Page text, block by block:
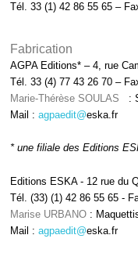
Tél. 33 (1) 42 86 55 65 –
Fabrication
AGPA Editions* – 4, rue
Tél. 33 (4) 77 43 26 70 –
Marie-Thérèse SOULAS :
Mail : agpaedit@eska.fr
* une filiale des Editions
Editions ESKA - 12 rue du
Tél. (33) (1) 42 86 55 65 -
Marise URBANO:
Mail : agpaedit@eska.fr